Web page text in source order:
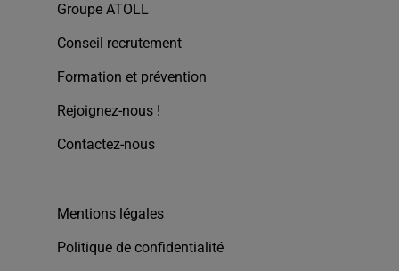
Groupe ATOLL
Conseil recrutement
Formation et prévention
Rejoignez-nous !
Contactez-nous
Mentions légales
Politique de confidentialité